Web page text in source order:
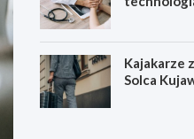
Kajakarze
Solca